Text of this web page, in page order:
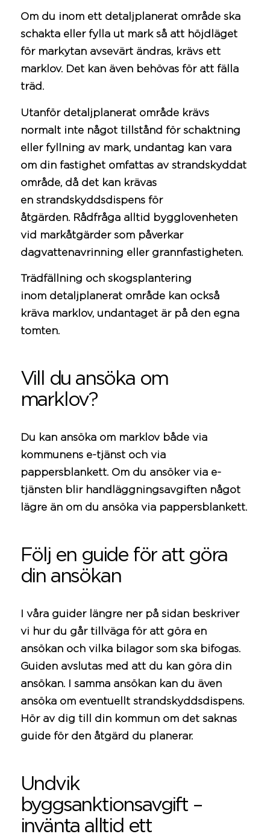
Om du inom ett detaljplanerat område ska
schakta eller fylla ut mark så att höjdläget
för markytan avsevärt ändras, krävs ett
marklov. Det kan även behövas för att fälla
träd.
Utanför detaljplanerat område krävs
normalt inte något tillstånd för schaktning
eller fyllning av mark, undantag kan vara
om din fastighet omfattas av strandskyddat
område, då det kan krävas
en strandskyddsdispens för
åtgärden. Rådfråga alltid bygglovenheten
vid markåtgärder som påverkar
dagvattenavrinning eller grannfastigheten.
Trädfällning och skogsplantering
inom detaljplanerat område kan också
kräva marklov, undantaget är på den egna
tomten.
Vill du ansöka om
marklov?
Du kan ansöka om marklov både via
kommunens e-tjänst och via
pappersblankett. Om du ansöker via e-
tjänsten blir handläggningsavgiften något
lägre än om du ansöka via pappersblankett.
Följ en guide för att göra
din ansökan
I våra guider längre ner på sidan beskriver
vi hur du går tillväga för att göra en
ansökan och vilka bilagor som ska bifogas.
Guiden avslutas med att du kan göra din
ansökan. I samma ansökan kan du även
ansöka om eventuellt strandskyddsdispens.
Hör av dig till din kommunom det saknas
guide för den åtgärd du planerar.
Undvik
byggsanktionsavgift –
invänta alltid ett